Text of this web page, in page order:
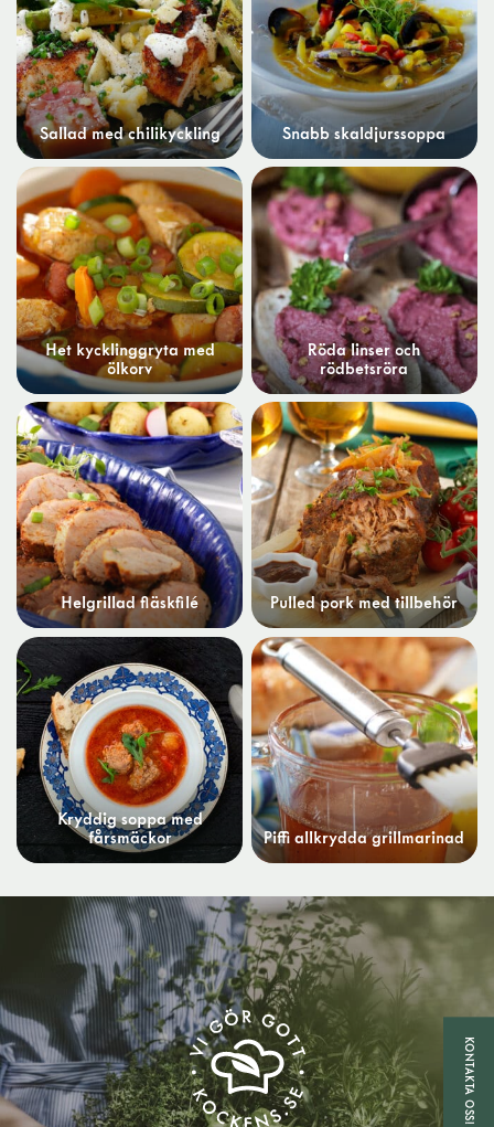
Sallad med chilikyckling Snabb skaldjurssoppa
Het kycklinggryta med
ölkorv
Röda linser och
rödbetsröra
Helgrillad fläskfilé Pulled pork med tillbehör
Kryddig soppa med
fårsmäckor
Piffi allkrydda grillmarinad
KONTAKTA OSS!